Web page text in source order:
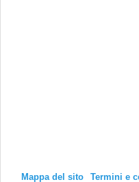
Mappa del sito Termini e